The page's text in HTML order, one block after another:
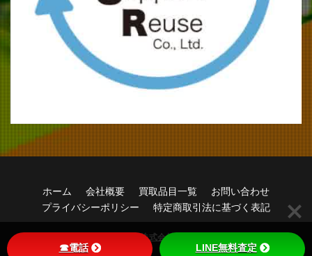
ホーム 会社概要 買取品目一覧
お問い合わせ
プライバシーポリシー
特定商取引法に基づく表記
株式会社サポートリユース
☎電話 LINE無料査定